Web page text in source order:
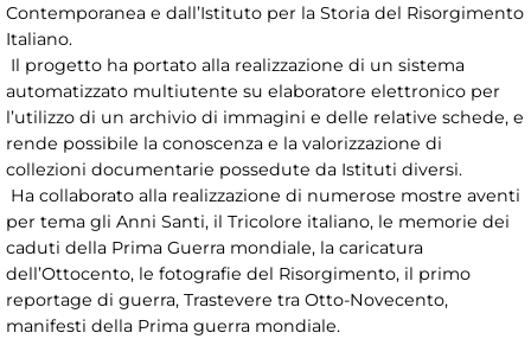
Contemporanea e dall’Istituto per la Storia del Risorgimento
Italiano.
Il progetto ha portato alla realizzazione di un sistema
automatizzato multiutente su elaboratore elettronico per
l’utilizzo di un archivio di immagini e delle relative schede, e
rende possibile la conoscenza e la valorizzazione di
collezioni documentarie possedute da Istituti diversi.
Ha collaborato alla realizzazione di numerose mostre aventi
per tema gli Anni Santi, il Tricolore italiano, le memorie dei
caduti della Prima Guerra mondiale, la caricatura
dell’Ottocento, le fotografie del Risorgimento, il primo
reportage di guerra, Trastevere tra Otto-Novecento,
manifesti della Prima guerra mondiale.